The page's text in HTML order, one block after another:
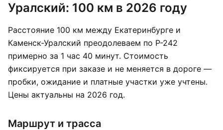
Уралский: 100 км в 2026 году
Расстояние 100 км между Екатеринбурге и
Каменск-Уралский преодолеваем по Р-242
примерно за 1 час 40 минут. Стоимость
фиксируется при заказе и не меняется в дороге —
пробки, ожидание и платные участки уже учтены.
Цены актуальны на 2026 год.
Маршрут и трасса